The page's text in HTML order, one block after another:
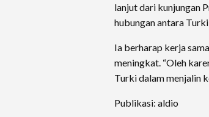
lanjut dari kunjungan
hubungan antara
Ia berharap kerja
meningkat. “Oleh
Turki dalam menjalin
Publikasi: aldio